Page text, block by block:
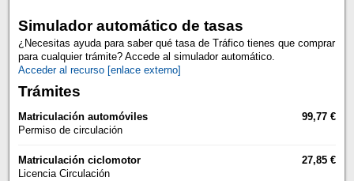
Simulador automático de tasas
¿Necesitas ayuda para saber qué tasa de Tráfico tienes que comprar
para cualquier trámite? Accede al simulador automático.
Acceder al recurso [enlace externo]
Trámites
Matriculación automóviles
99,77 €
Permiso de circulación
Matriculación ciclomotor
27,85 €
Licencia Circulación